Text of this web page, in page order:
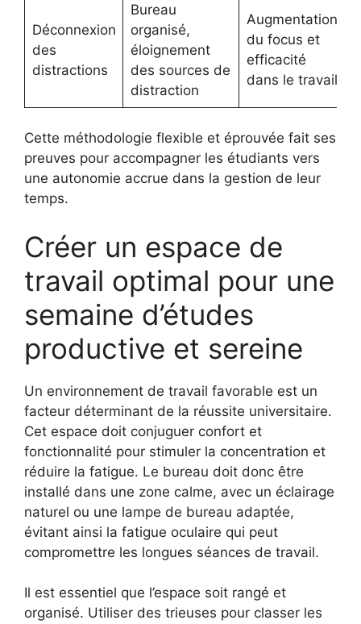
Déconnexion
des
distractions
Bureau
organisé,
éloignement
des sources de
distraction
Augmentation
du focus et
efficacité
dans le travail
Cette méthodologie flexible et éprouvée fait ses
preuves pour accompagner les étudiants vers
une autonomie accrue dans la gestion de leur
temps.
Créer un espace de
travail optimal pour une
semaine d’études
productive et sereine
Un environnement de travail favorable est un
facteur déterminant de la réussite universitaire.
Cet espace doit conjuguer confort et
fonctionnalité pour stimuler la concentration et
réduire la fatigue. Le bureau doit donc être
installé dans une zone calme, avec un éclairage
naturel ou une lampe de bureau adaptée,
évitant ainsi la fatigue oculaire qui peut
compromettre les longues séances de travail.
Il est essentiel que l’espace soit rangé et
organisé. Utiliser des trieuses pour classer les